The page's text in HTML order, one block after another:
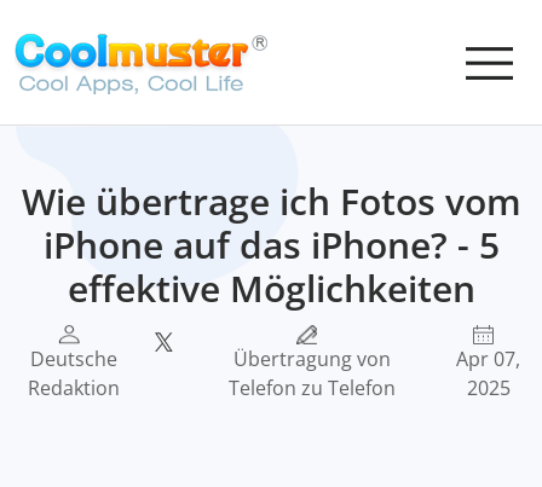
Wie übertrage ich Fotos vom
iPhone auf das iPhone? - 5
effektive Möglichkeiten
Deutsche
Redaktion
Übertragung von
Telefon zu Telefon
Apr 07,
2025